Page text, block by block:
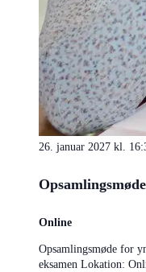
26. januar 2027 kl.
Online
Opsamlingsmøde for
eksamen Lokation: